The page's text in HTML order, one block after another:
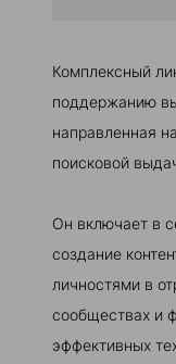
Комплексный
поддержанию
направленная
поисковой
Он включает в
создание
личностями в
сообществах и
эффективных